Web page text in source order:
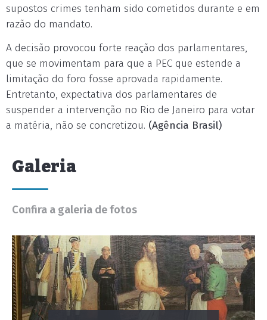
supostos crimes tenham sido cometidos durante e em
razão do mandato.
A decisão provocou forte reação dos parlamentares,
que se movimentam para que a PEC que estende a
limitação do foro fosse aprovada rapidamente.
Entretanto, expectativa dos parlamentares de
suspender a intervenção no Rio de Janeiro para votar
a matéria, não se concretizou. (Agência Brasil)
Galeria
Confira a galeria de fotos